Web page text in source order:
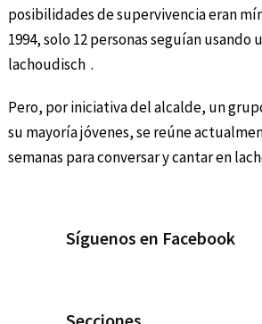
posibilidades de supervivencia eran
1994, solo 12 personas seguían usando
lachoudisch .
Pero, por iniciativa del alcalde, un
su mayoría jóvenes, se reúne
semanas para conversar y cantar en
Síguenos en Facebook